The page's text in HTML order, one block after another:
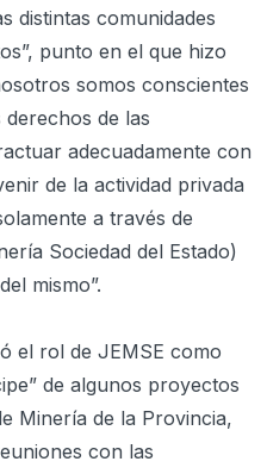
distintas comunidades
punto en el que hizo
somos conscientes
de las
adecuadamente con
de la actividad privada
a través de
Sociedad del Estado)
mismo”.
el rol de JEMSE como
de algunos proyectos
Minería de la Provincia,
con las